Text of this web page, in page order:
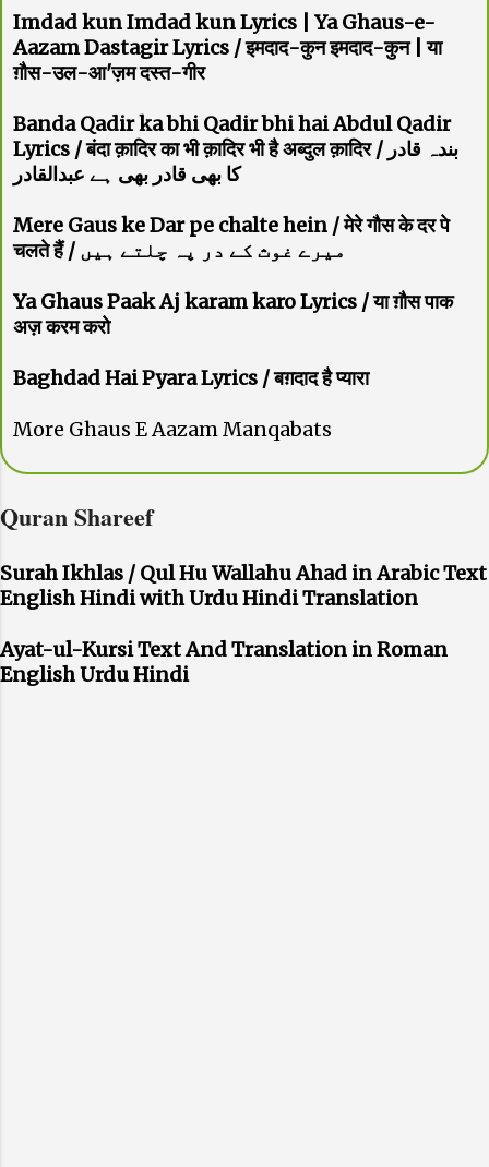
Imdad kun Imdad kun Lyrics | Ya Ghaus-e-
Aazam Dastagir Lyrics / इमदाद-कुन इमदाद-कुन | या
ग़ौस-उल-आ'ज़म दस्त-गीर
Banda Qadir ka bhi Qadir bhi hai Abdul Qadir
Lyrics / बंदा क़ादिर का भी क़ादिर भी है अब्दुल क़ादिर / بندہ قادر
کا بھی قادر بھی ہے عبدالقادر
Mere Gaus ke Dar pe chalte hein / मेरे गौस के दर पे
चलते हैं / میرے غوث کے در پہ چلتے ہیں
Ya Ghaus Paak Aj karam karo Lyrics / या ग़ौस पाक
अज़ करम करो
Baghdad Hai Pyara Lyrics / बग़दाद है प्यारा
More Ghaus E Aazam Manqabats
Quran Shareef
Surah Ikhlas / Qul Hu Wallahu Ahad in Arabic Text
English Hindi with Urdu Hindi Translation
Ayat-ul-Kursi Text And Translation in Roman
English Urdu Hindi